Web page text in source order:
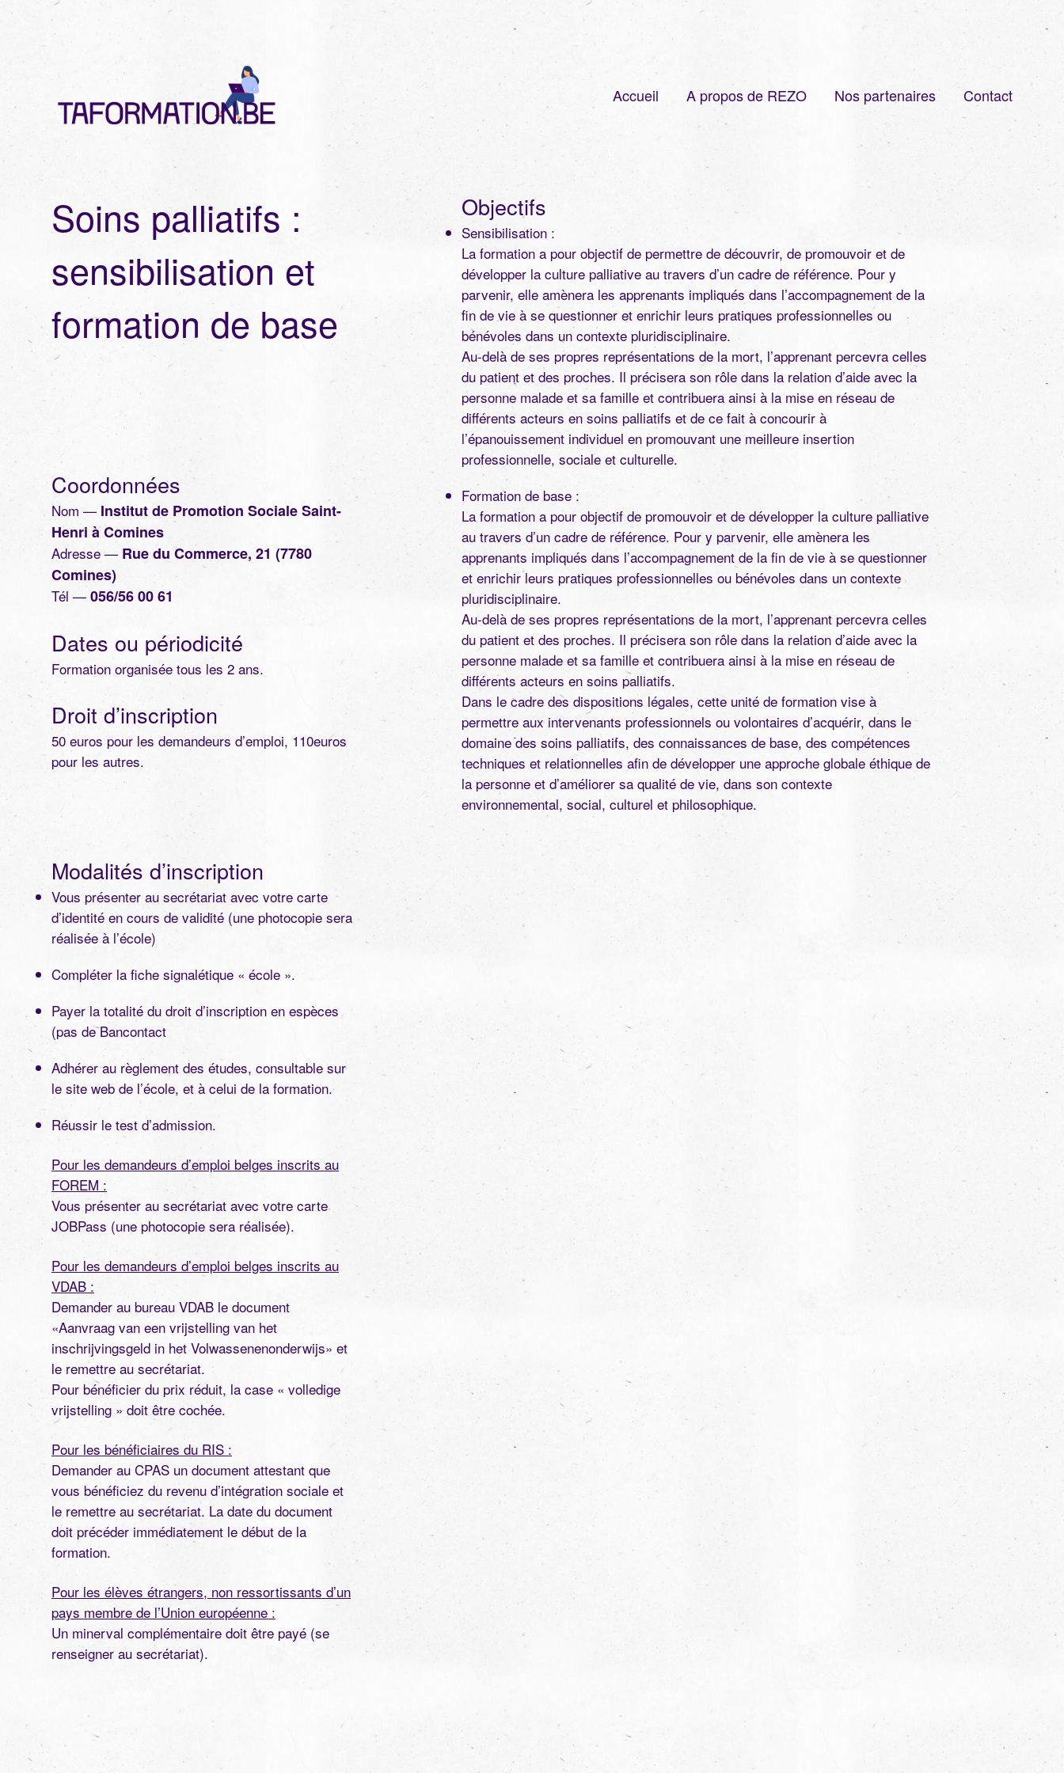
Accueil A propos de REZO Nos partenaires Contact
Soins palliatifs :
sensibilisation et
formation de base
Coordonnées
Nom — Institut de Promotion Sociale Saint-
Henri à Comines
Adresse — Rue du Commerce, 21 (7780
Comines)
Tél — 056/56 00 61
Dates ou périodicité
Formation organisée tous les 2 ans.
Droit d’inscription
50 euros pour les demandeurs d’emploi, 110euros
pour les autres.
Objectifs
Sensibilisation :
La formation a pour objectif de permettre de découvrir, de promouvoir et de
développer la culture palliative au travers d’un cadre de référence. Pour y
parvenir, elle amènera les apprenants impliqués dans l’accompagnement de la
fin de vie à se questionner et enrichir leurs pratiques professionnelles ou
bénévoles dans un contexte pluridisciplinaire.
Au-delà de ses propres représentations de la mort, l’apprenant percevra celles
du patient et des proches. Il précisera son rôle dans la relation d’aide avec la
personne malade et sa famille et contribuera ainsi à la mise en réseau de
différents acteurs en soins palliatifs et de ce fait à concourir à
l’épanouissement individuel en promouvant une meilleure insertion
professionnelle, sociale et culturelle.
Formation de base :
La formation a pour objectif de promouvoir et de développer la culture palliative
au travers d’un cadre de référence. Pour y parvenir, elle amènera les
apprenants impliqués dans l’accompagnement de la fin de vie à se questionner
et enrichir leurs pratiques professionnelles ou bénévoles dans un contexte
pluridisciplinaire.
Au-delà de ses propres représentations de la mort, l’apprenant percevra celles
du patient et des proches. Il précisera son rôle dans la relation d’aide avec la
personne malade et sa famille et contribuera ainsi à la mise en réseau de
différents acteurs en soins palliatifs.
Dans le cadre des dispositions légales, cette unité de formation vise à
permettre aux intervenants professionnels ou volontaires d’acquérir, dans le
domaine des soins palliatifs, des connaissances de base, des compétences
techniques et relationnelles afin de développer une approche globale éthique de
la personne et d’améliorer sa qualité de vie, dans son contexte
environnemental, social, culturel et philosophique.
Modalités d’inscription
Vous présenter au secrétariat avec votre carte
d’identité en cours de validité (une photocopie sera
réalisée à l’école)
Compléter la fiche signalétique « école ».
Payer la totalité du droit d’inscription en espèces
(pas de Bancontact
Adhérer au règlement des études, consultable sur
le site web de l’école, et à celui de la formation.
Réussir le test d’admission.
Pour les demandeurs d’emploi belges inscrits au
FOREM :
Vous présenter au secrétariat avec votre carte
JOBPass (une photocopie sera réalisée).
Pour les demandeurs d’emploi belges inscrits au
VDAB :
Demander au bureau VDAB le document
«Aanvraag van een vrijstelling van het
inschrijvingsgeld in het Volwassenenonderwijs» et
le remettre au secrétariat.
Pour bénéficier du prix réduit, la case « volledige
vrijstelling » doit être cochée.
Pour les bénéficiaires du RIS :
Demander au CPAS un document attestant que
vous bénéficiez du revenu d’intégration sociale et
le remettre au secrétariat. La date du document
doit précéder immédiatement le début de la
formation.
Pour les élèves étrangers, non ressortissants d’un
pays membre de l’Union européenne :
Un minerval complémentaire doit être payé (se
renseigner au secrétariat).